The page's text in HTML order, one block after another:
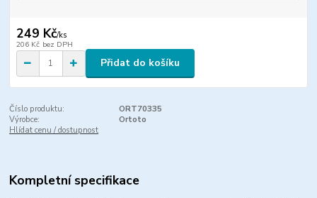
249 Kč/ks
206 Kč bez DPH
Přidat do košíku
Číslo produktu:
ORT70335
Výrobce:
Ortoto
Hlídat cenu / dostupnost
Kompletní specifikace